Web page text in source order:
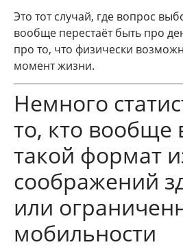
Это тот случай, где вопрос
вообще перестаёт быть про
про то, что физически
момент жизни.
Немного
то, кто вообще
такой формат
соображений
или
мобильности